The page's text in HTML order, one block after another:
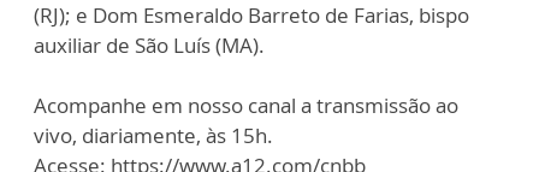
(RJ); e Dom Esmeraldo Barreto de Farias, bispo
auxiliar de São Luís (MA).
Acompanhe em nosso canal a transmissão ao
vivo, diariamente, às 15h.
Acesse: https://www.a12.com/cnbb